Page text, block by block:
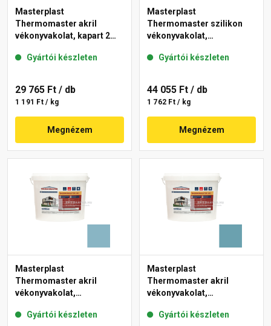
Masterplast
Thermomaster akril
vékonyvakolat, kapart 2
Gyártói készleten
29 765 Ft / db
1 191 Ft / kg
Megnézem
Masterplast
Thermomaster szilikon
vékonyvakolat,
36-C 25 kg
Gyártói készleten
44 055 Ft / db
1 762 Ft / kg
Megnézem
Masterplast
Thermomaster akril
vékonyvakolat,
36-D 25 kg
Gyártói készleten
Masterplast
Thermomaster akril
vékonyvakolat,
36-C 25 kg
Gyártói készleten